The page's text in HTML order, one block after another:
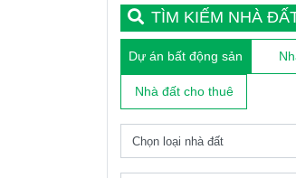
TÌM KIẾM NHÀ
Dự án bất động sản
Nhà đất cho thuê